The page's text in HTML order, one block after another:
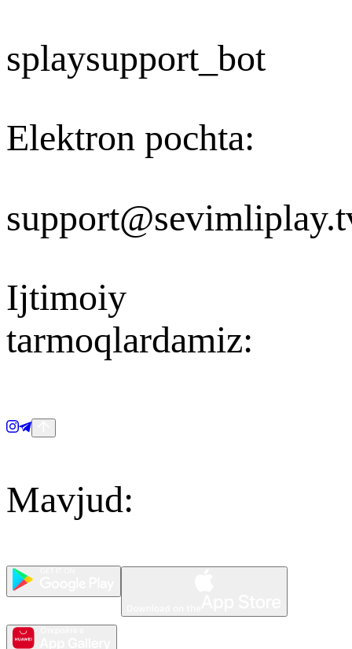
splaysupport_bot
Elektron pochta:
Ijtimoiy
tarmoqlardamiz:
Mavjud: